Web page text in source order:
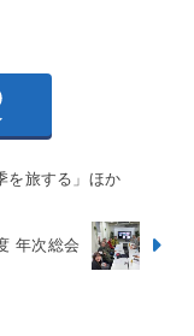
旅する」ほか
年次総会